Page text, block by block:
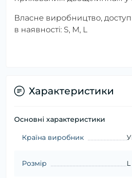
Власне виробництво,
в наявності: S, M, L
Характеристики
Основні характеристики
Країна виробник
Розмір L